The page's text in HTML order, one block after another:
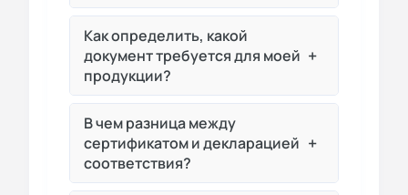
Как определить, какой
документ требуется для моей
продукции?
+
В чем разница между
сертификатом и декларацией
соответствия?
+